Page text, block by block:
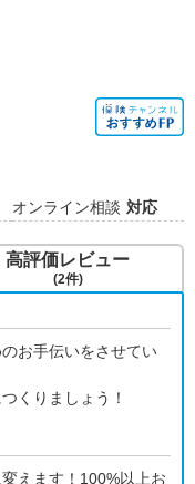
オンライン相談 対応
お手伝いをさせてい
くりましょう！
えます！100%以上お
高評価レビュー
(2件)